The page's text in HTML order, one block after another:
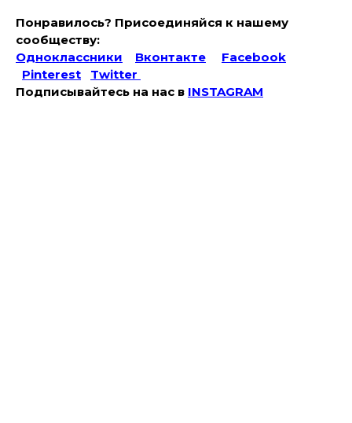
Понравилось? Присоединяйся к нашему
сообществу:
Одноклассники
Вконтакте
Facebook
Pinterest
Twitter
Подписывайтесь на наc в INSTAGRAM